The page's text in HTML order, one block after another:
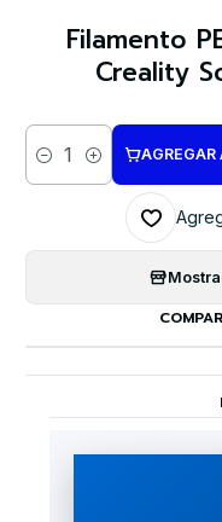
Filamento
Creality
Cantidad
AGREGAR